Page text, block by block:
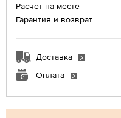
Расчет на месте
Гарантия и возврат
Доставка
Оплата